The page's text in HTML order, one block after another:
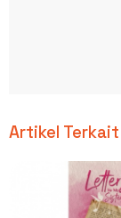
Artikel Terkait